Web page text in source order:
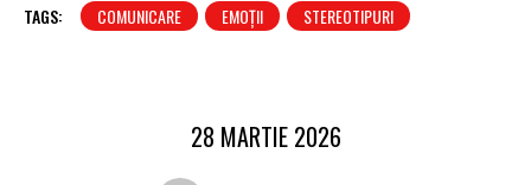
TAGS: COMUNICARE EMOȚII STEREOTIPURI
28 MARTIE 2026